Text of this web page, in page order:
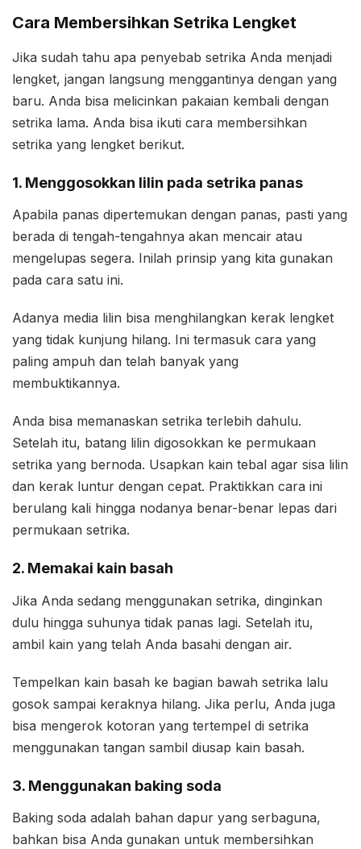
Cara Membersihkan Setrika Lengket
Jika sudah tahu apa penyebab setrika Anda menjadi
lengket, jangan langsung menggantinya dengan yang
baru. Anda bisa melicinkan pakaian kembali dengan
setrika lama. Anda bisa ikuti cara membersihkan
setrika yang lengket berikut.
1. Menggosokkan lilin pada setrika panas
Apabila panas dipertemukan dengan panas, pasti yang
berada di tengah-tengahnya akan mencair atau
mengelupas segera. Inilah prinsip yang kita gunakan
pada cara satu ini.
Adanya media lilin bisa menghilangkan kerak lengket
yang tidak kunjung hilang. Ini termasuk cara yang
paling ampuh dan telah banyak yang
membuktikannya.
Anda bisa memanaskan setrika terlebih dahulu.
Setelah itu, batang lilin digosokkan ke permukaan
setrika yang bernoda. Usapkan kain tebal agar sisa lilin
dan kerak luntur dengan cepat. Praktikkan cara ini
berulang kali hingga nodanya benar-benar lepas dari
permukaan setrika.
2. Memakai kain basah
Jika Anda sedang menggunakan setrika, dinginkan
dulu hingga suhunya tidak panas lagi. Setelah itu,
ambil kain yang telah Anda basahi dengan air.
Tempelkan kain basah ke bagian bawah setrika lalu
gosok sampai keraknya hilang. Jika perlu, Anda juga
bisa mengerok kotoran yang tertempel di setrika
menggunakan tangan sambil diusap kain basah.
3. Menggunakan baking soda
Baking soda adalah bahan dapur yang serbaguna,
bahkan bisa Anda gunakan untuk membersihkan